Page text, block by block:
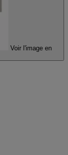
Voir l'image en